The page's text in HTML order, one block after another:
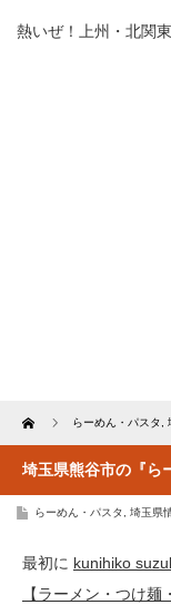
熱いぜ！上州・北関東
Home らーめん・パスタ
埼玉県熊谷市の『ら
らーめん・パスタ 埼玉県
最初に kunihiko
【ラーメン・つけ